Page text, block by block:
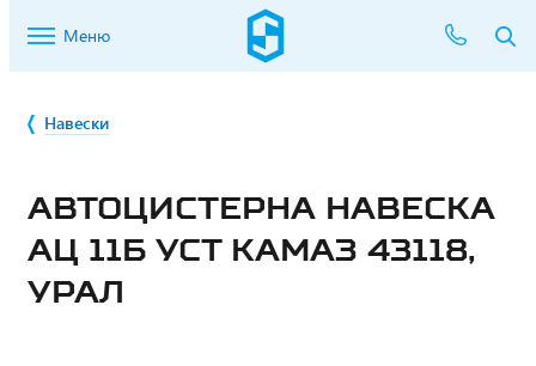
Меню
Навески
АВТОЦИСТЕРНА НАВЕСКА
АЦ 11Б УСТ КАМАЗ 43118,
УРАЛ